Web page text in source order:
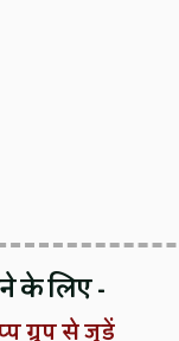
के लिए -
ग्रुप से जुड़ें